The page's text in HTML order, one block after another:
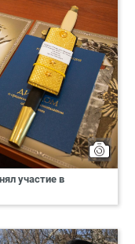
участие в